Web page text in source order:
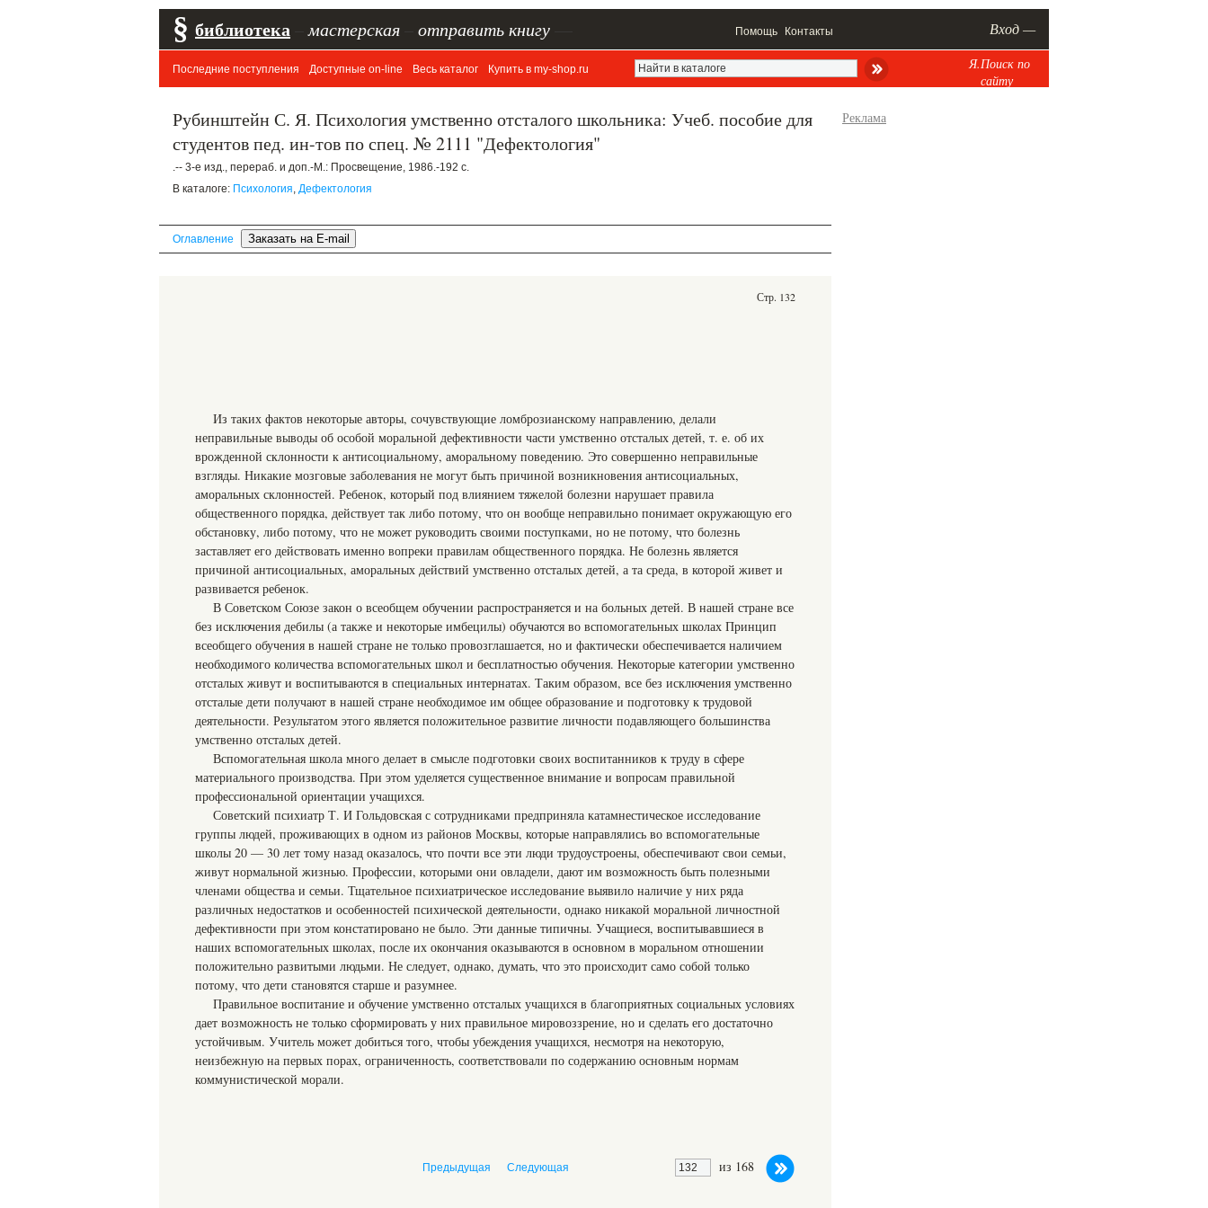
§ библиотека мастерская отправить книгу Помощь Контакты Вход —
Последние поступления Доступные on-line Весь каталог Купить в my-shop.ru
Я.Поиск по
сайту
Рубинштейн С. Я. Психология умственно отсталого школьника: Учеб. пособие для
студентов пед. ин-тов по спец. № 2111 "Дефектология"
.-- 3-е изд., перераб. и доп.-М.: Просвещение, 1986.-192 с.
В каталоге: Психология, Дефектология
Оглавление
Стр. 132
Из таких фактов некоторые авторы, сочувствующие ломброзианскому направлению, делали
неправильные выводы об особой моральной дефективности части умственно отсталых детей, т. е. об их
врожденной склонности к антисоциальному, аморальному поведению. Это совершенно неправильные
взгляды. Никакие мозговые заболевания не могут быть причиной возникновения антисоциальных,
аморальных склонностей. Ребенок, который под влиянием тяжелой болезни нарушает правила
общественного порядка, действует так либо потому, что он вообще неправильно понимает окружающую его
обстановку, либо потому, что не может руководить своими поступками, но не потому, что болезнь
заставляет его действовать именно вопреки правилам общественного порядка. Не болезнь является
причиной антисоциальных, аморальных действий умственно отсталых детей, а та среда, в которой живет и
развивается ребенок.
В Советском Союзе закон о всеобщем обучении распространяется и на больных детей. В нашей стране все
без исключения дебилы (а также и некоторые имбецилы) обучаются во вспомогательных школах Принцип
всеобщего обучения в нашей стране не только провозглашается, но и фактически обеспечивается наличием
необходимого количества вспомогательных школ и бесплатностью обучения. Некоторые категории умственно
отсталых живут и воспитываются в специальных интернатах. Таким образом, все без исключения умственно
отсталые дети получают в нашей стране необходимое им общее образование и подготовку к трудовой
деятельности. Результатом этого является положительное развитие личности подавляющего большинства
умственно отсталых детей.
Вспомогательная школа много делает в смысле подготовки своих воспитанников к труду в сфере
материального производства. При этом уделяется существенное внимание и вопросам правильной
профессиональной ориентации учащихся.
Советский психиатр Т. И Гольдовская с сотрудниками предприняла катамнестическое исследование
группы людей, проживающих в одном из районов Москвы, которые направлялись во вспомогательные
школы 20 — 30 лет тому назад оказалось, что почти все эти люди трудоустроены, обеспечивают свои семьи,
живут нормальной жизнью. Профессии, которыми они овладели, дают им возможность быть полезными
членами общества и семьи. Тщательное психиатрическое исследование выявило наличие у них ряда
различных недостатков и особенностей психической деятельности, однако никакой моральной личностной
дефективности при этом констатировано не было. Эти данные типичны. Учащиеся, воспитывавшиеся в
наших вспомогательных школах, после их окончания оказываются в основном в моральном отношении
положительно развитыми людьми. Не следует, однако, думать, что это происходит само собой только
потому, что дети становятся старше и разумнее.
Правильное воспитание и обучение умственно отсталых учащихся в благоприятных социальных условиях
дает возможность не только сформировать у них правильное мировоззрение, но и сделать его достаточно
устойчивым. Учитель может добиться того, чтобы убеждения учащихся, несмотря на некоторую,
неизбежную на первых порах, ограниченность, соответствовали по содержанию основным нормам
коммунистической морали.
из 168
Предыдущая Следующая
Реклама